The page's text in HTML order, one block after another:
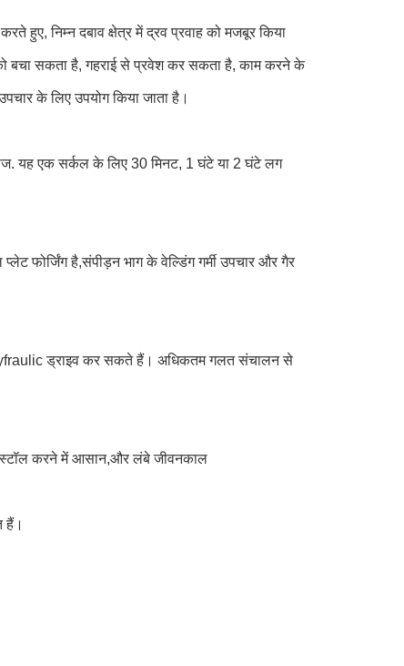
हुए, निम्न दबाव क्षेत्र में द्रव प्रवाह को मजबूर किया
बचा सकता है, गहराई से प्रवेश कर सकता है, काम करने के
के लिए उपयोग किया जाता है।
यह एक सर्कल के लिए 30 मिनट, 1 घंटे या 2 घंटे लग
फोर्जिंग है,संपीड़न भाग के वेल्डिंग गर्मी उपचार और गैर
ड्राइव कर सकते हैं। अधिकतम गलत संचालन से
करने में आसान,और लंबे जीवनकाल
हैं।